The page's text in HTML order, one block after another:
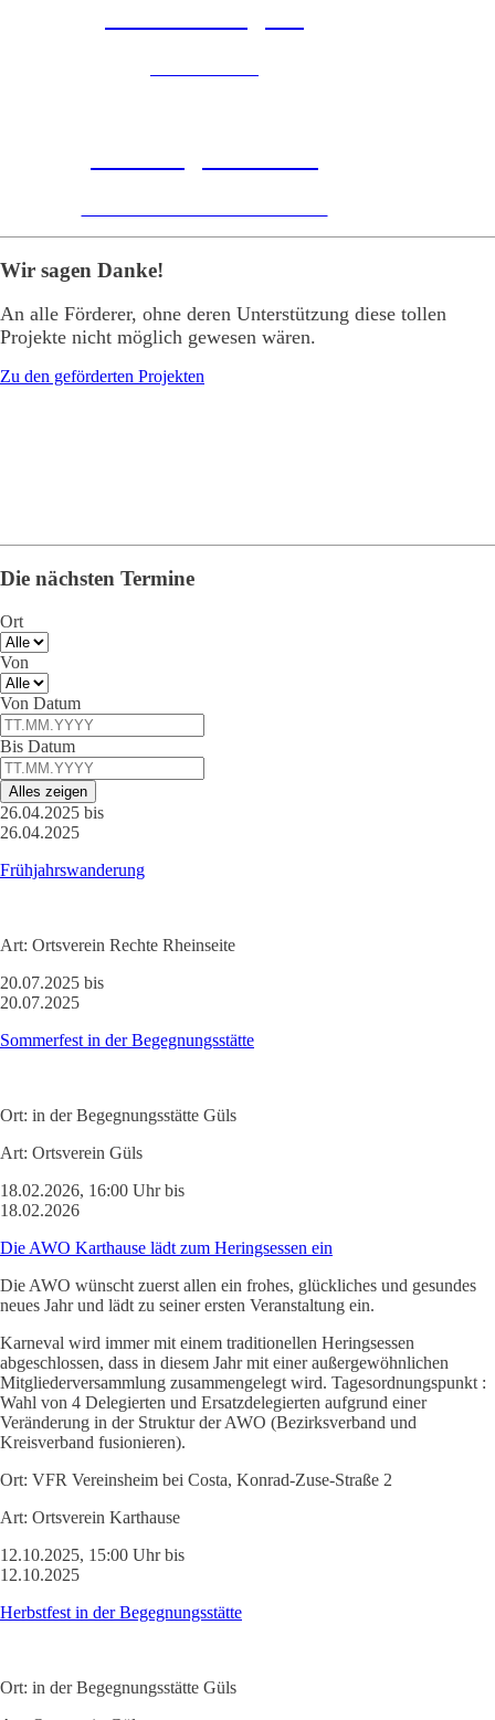
Wir sagen Danke!
An alle Förderer, ohne deren Unterstützung diese tollen
Projekte nicht möglich gewesen wären.
Zu den geförderten Projekten
Die nächsten Termine
Ort
Von
Von Datum
Bis Datum
Alles zeigen
26.04.2025 bis
26.04.2025
Frühjahrswanderung
Art: Ortsverein Rechte Rheinseite
20.07.2025 bis
20.07.2025
Sommerfest in der Begegnungsstätte
Ort: in der Begegnungsstätte Güls
Art: Ortsverein Güls
18.02.2026, 16:00 Uhr bis
18.02.2026
Die AWO Karthause lädt zum Heringsessen ein
Die AWO wünscht zuerst allen ein frohes, glückliches und gesundes
neues Jahr und lädt zu seiner ersten Veranstaltung ein.
Karneval wird immer mit einem traditionellen Heringsessen
abgeschlossen, dass in diesem Jahr mit einer außergewöhnlichen
Mitgliederversammlung zusammengelegt wird. Tagesordnungspunkt :
Wahl von 4 Delegierten und Ersatzdelegierten aufgrund einer
Veränderung in der Struktur der AWO (Bezirksverband und
Kreisverband fusionieren).
Ort: VFR Vereinsheim bei Costa, Konrad-Zuse-Straße 2
Art: Ortsverein Karthause
12.10.2025, 15:00 Uhr bis
12.10.2025
Herbstfest in der Begegnungsstätte
Ort: in der Begegnungsstätte Güls